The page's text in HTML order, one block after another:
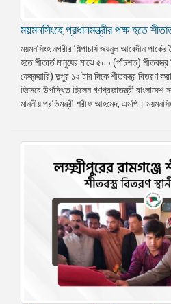
ময়মনসিংহে প্রধানমন্ত্রীর পক্ষ হতে
ময়মনসিংহ নগরীর শিল্পাচার্য জয়নুল আবেদীন পার্কের
হতে শীতার্ত মানুষের মাঝে ৫০০ (পাঁচশত)
ফেব্রুয়ারি) দুপুর ১২ টার দিকে শীতবস্ত্র বিতরণ
হিসেবে উপস্থিত ছিলেন গণপ্রজাতন্ত্রী বাংলাদেশ
মাননীয় প্রতিমন্ত্রী শরীফ আহমেদ, এমপি।